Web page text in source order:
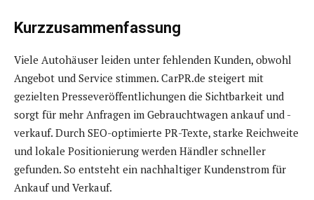
Kurzzusammenfassung
Viele Autohäuser leiden unter fehlenden Kunden, obwohl
Angebot und Service stimmen. CarPR.de steigert mit
gezielten Presseveröffentlichungen die Sichtbarkeit und
sorgt für mehr Anfragen im Gebrauchtwagen ankauf und -
verkauf. Durch SEO-optimierte PR-Texte, starke Reichweite
und lokale Positionierung werden Händler schneller
gefunden. So entsteht ein nachhaltiger Kundenstrom für
Ankauf und Verkauf.